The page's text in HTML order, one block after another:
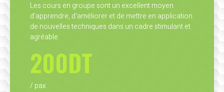
Les cours en groupe sont un excellent moyen
d’apprendre, d'améliorer et de mettre en application
de nouvelles techniques dans un cadre stimulant et
agréable.
200DT
/ pax